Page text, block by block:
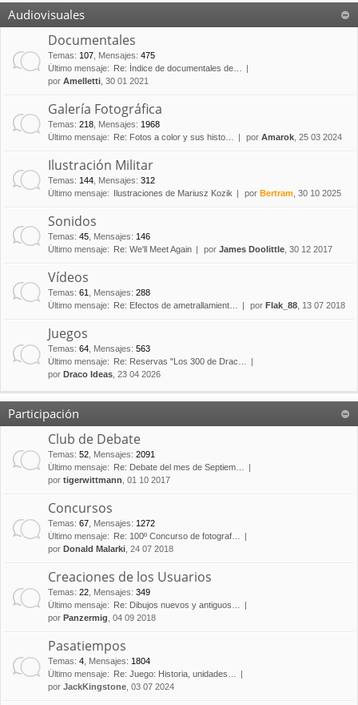
Audiovisuales
Documentales
Temas: 107 Mensajes: 475
Último mensaje:
Re: Índice de documentales de…
por Amelletti , 30 01 2021
Galería Fotográfica
Temas: 218 Mensajes: 1968
Último mensaje:
Re: Fotos a color y sus histo… por Amarok , 25 03 2024
Ilustración Militar
Temas: 144 Mensajes: 312
Último mensaje:
Ilustraciones de Mariusz Kozik por Bertram , 30 10 2025
Sonidos
Temas: 45 Mensajes: 146
Último mensaje:
Re: We'll Meet Again por James Doolittle , 30 12 2017
Vídeos
Temas: 61 Mensajes: 288
Último mensaje:
Re: Efectos de ametrallamient… por Flak_88 , 13 07 2018
Juegos
Temas: 64 Mensajes: 563
Último mensaje:
Re: Reservas "Los 300 de Drac…
por Draco Ideas , 23 04 2026
Participación
Club de Debate
Temas: 52 Mensajes: 2091
Último mensaje:
Re: Debate del mes de Septiem…
por tigerwittmann , 01 10 2017
Concursos
Temas: 67 Mensajes: 1272
Último mensaje:
Re: 100º Concurso de fotograf…
por Donald Malarki , 24 07 2018
Creaciones de los Usuarios
Temas: 22 Mensajes: 349
Último mensaje:
Re: Dibujos nuevos y antiguos…
por Panzermig , 04 09 2018
Pasatiempos
Temas: 4 Mensajes: 1804
Último mensaje:
Re: Juego: Historia, unidades…
por JackKingstone , 03 07 2024